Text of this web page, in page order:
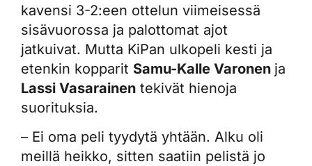
kavensi 3-2:een ottelun viimeisessä
sisävuorossa ja palottomat ajot
jatkuivat. Mutta KiPan ulkopeli kesti ja
etenkin kopparit Samu-Kalle Varonen ja
Lassi Vasarainen tekivät hienoja
suorituksia.
– Ei oma peli tyydytä yhtään. Alku oli
meillä heikko, sitten saatiin pelistä jo